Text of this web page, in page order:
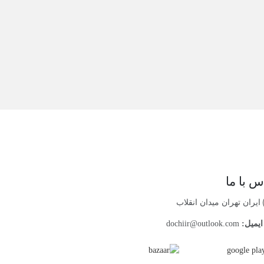
با ما
ایران تهران میدان انقلاب
ایمیل: dochiir@outlook.com